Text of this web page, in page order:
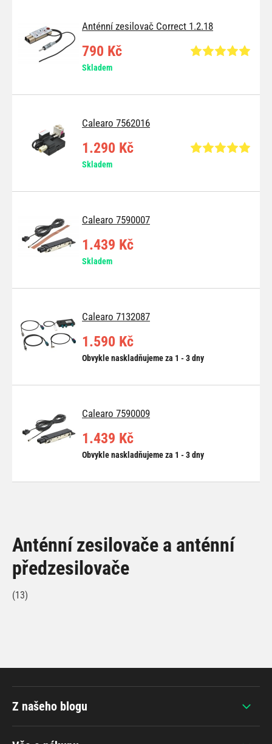
Anténní zesilovač Correct 1.2.18
790 Kč
Skladem
Calearo 7562016
1.290 Kč
Skladem
Calearo 7590007
1.439 Kč
Skladem
Calearo 7132087
1.590 Kč
Obvykle naskladňujeme za 1 - 3 dny
Calearo 7590009
1.439 Kč
Obvykle naskladňujeme za 1 - 3 dny
Anténní zesilovače a anténní
předzesilovače
(13)
Z našeho blogu